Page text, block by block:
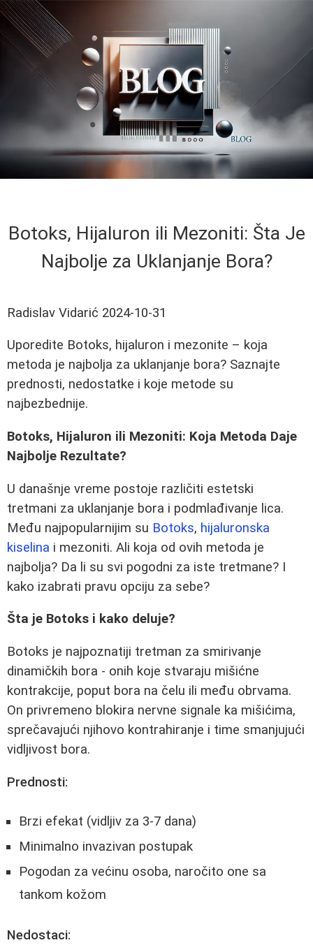
Botoks, Hijaluron ili Mezoniti: Šta Je
Najbolje za Uklanjanje Bora?
Radislav Vidarić 2024-10-31
Uporedite Botoks, hijaluron i mezonite – koja
metoda je najbolja za uklanjanje bora? Saznajte
prednosti, nedostatke i koje metode su
najbezbednije.
Botoks, Hijaluron ili Mezoniti: Koja Metoda Daje
Najbolje Rezultate?
U današnje vreme postoje različiti estetski
tretmani za uklanjanje bora i podmlađivanje lica.
Među najpopularnijim su Botoks, hijaluronska
kiselina i mezoniti. Ali koja od ovih metoda je
najbolja? Da li su svi pogodni za iste tretmane? I
kako izabrati pravu opciju za sebe?
Šta je Botoks i kako deluje?
Botoks je najpoznatiji tretman za smirivanje
dinamičkih bora - onih koje stvaraju mišićne
kontrakcije, poput bora na čelu ili među obrvama.
On privremeno blokira nervne signale ka mišićima,
sprečavajući njihovo kontrahiranje i time smanjujući
vidljivost bora.
Prednosti:
Brzi efekat (vidljiv za 3-7 dana)
Minimalno invazivan postupak
Pogodan za većinu osoba, naročito one sa
tankom kožom
Nedostaci: